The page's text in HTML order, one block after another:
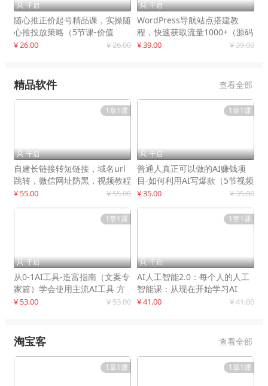
 千启
随心推正价起号精品课，实操随
心推投放策略（5节课-价值
298）
¥ 26.00 ¥ 26.00
 千启
WordPress导航站点搭建教
程，快速获取流量1000+（源码
+教程）
¥ 39.00 ¥ 39.00
精品软件 查看全部
1章1课
 千启
自建长链接转短链接，域名url
跳转，微信网址防黑，视频教程
手把手教你
¥ 55.00 ¥ 55.00
1章1课
 千启
普通人真正可以做的AI赚钱项
目-如何利用AI写爆款（5节视频
课）
¥ 35.00 ¥ 35.00
1章1课
 千启
从0-1AI工具-造富指南（文案专
家篇）学会使用主流AI工具 方
法和心法的融合
¥ 53.00 ¥ 53.00
1章1课
 千启
AI人工智能2.0：每个人的人工
智能课：从现在开始学习AI
¥ 41.00 ¥ 41.00
淘宝客 查看全部
1章1课 1章1课